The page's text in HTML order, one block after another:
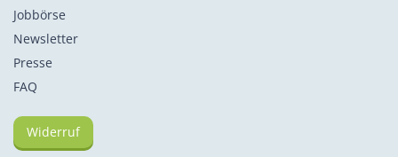
Jobbörse
Newsletter
Presse
FAQ
Widerruf